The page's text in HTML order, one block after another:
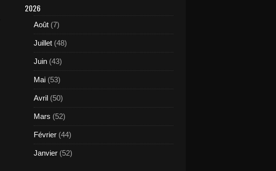
2026
Août (7)
Juillet (48)
Juin (43)
Mai (53)
Avril (50)
Mars (52)
Février (44)
Janvier (52)